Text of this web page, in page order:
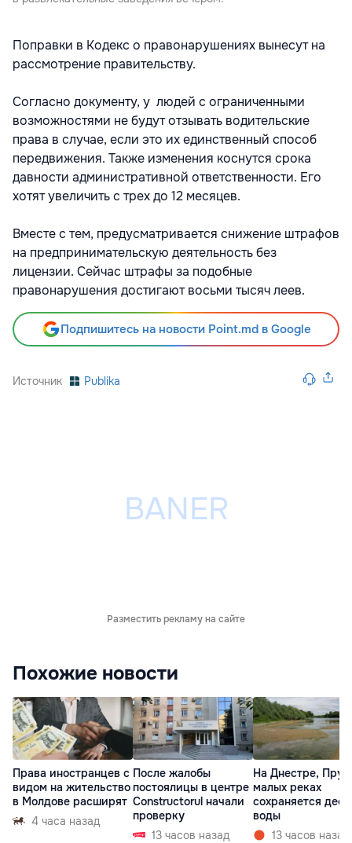
Поправки в Кодекс о правонарушениях вынесут на
рассмотрение правительству.
Согласно документу, у людей с ограниченными
возможностями не будут отзывать водительские
права в случае, если это их единственный способ
передвижения. Также изменения коснутся срока
давности административной ответственности. Его
хотят увеличить с трех до 12 месяцев.
Вместе с тем, предусматривается снижение штрафов
на предпринимательскую деятельность без
лицензии. Сейчас штрафы за подобные
правонарушения достигают восьми тысяч леев.
Подпишитесь на новости Point.md в Google
Источник Publika
Разместить рекламу на сайте
Похожие новости
Права иностранцев с
видом на жительство
в Молдове расширят
4 часа назад
После жалобы
постоялицы в центре
Constructorul начали
проверку
13 часов назад
На Днестре,
малых реках
сохраняется
воды
13 часов назад